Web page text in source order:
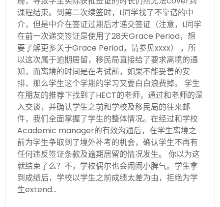
课程结束。到第二次续签时，L同学找了不靠谱的中
介，但是中介在签证过期后才递交签证（注意，L同学
在前一次递交签证是使用了28天Grace Period，想
要了解更多关于Grace Period，请参见xxxx） ，所
以这次属于逾期居留，移民局直接给了要求离境的通
知，而离境的时间是在考试前，如果不能妥善的安
排，那么学生这个学期的学习又要白白浪费掉。 学生
在朋友的推荐下找到了HECT的老师，通过和老师的深
入交谈，并确认学生之前和学校及移民局的往来邮
件，我们全面掌握了学生的整体情况。在经过和学校
Academic manager的有效沟通后，在学生离境之
前为学生争取到了境外补考的机会，确认学生不再有
任何违反签证条款及逾期居留的情况发生。 你以为这
就结束了么？不，学校偶尔也会闹闹小脾气。学生拿
到成绩后，学校以学生之前成绩太差为由，拒绝为学
生extend…